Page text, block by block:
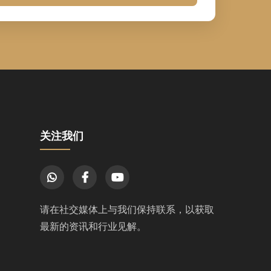
关注我们
请在社交媒体上与我们保持联系，以获取
最新的资讯和行业见解。